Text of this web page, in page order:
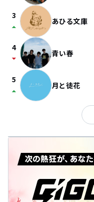
3
arrow_drop_up あひる文庫
4
arrow_drop_down 青い春
5
arrow_drop_up 月と徒花